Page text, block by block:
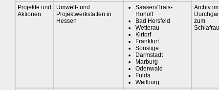
Projekte und
Aktionen
Umwelt- und
Projektwerkstätten in
Hessen
Saasen/Trais-
Horloff
Bad Hersfeld
Wetterau
Kirtorf
Frankfurt
Sonstige
Darmstadt
Marburg
Odenwald
Fulda
Weilburg
Archiv im
zum